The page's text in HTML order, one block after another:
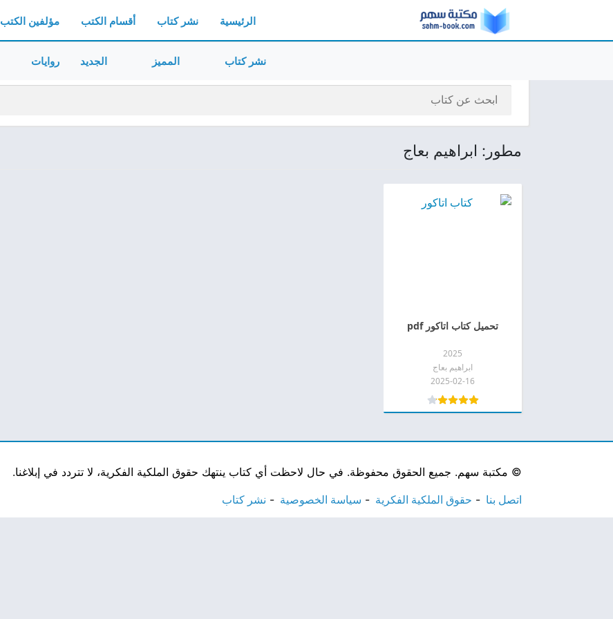
الرئيسية نشر كتاب أقسام الكتب مؤلفين الكتب
نشر كتاب المميز الجديد روايات
مطور: ابراهيم بعاج
تحميل كتاب اتاكور pdf
2025
ابراهيم بعاج
2025-02-16
© مكتبة سهم. جميع الحقوق محفوظة. في حال لاحظت أي كتاب ينتهك حقوق الملكية الفكرية، لا تتردد في إبلاغنا.
اتصل بنا حقوق الملكية الفكرية سياسة الخصوصية نشر كتاب